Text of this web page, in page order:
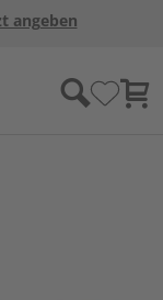
angeben